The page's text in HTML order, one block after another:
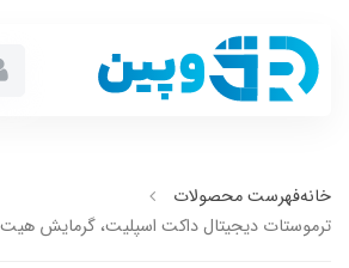
خانهفهرست محصولات
ترموستات دیجیتال داکت اسپلیت، گرمایش